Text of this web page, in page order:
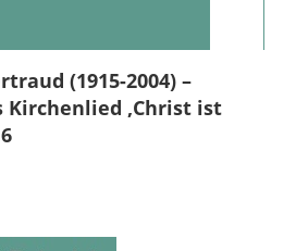
(1915-2004) –
‚Christ ist